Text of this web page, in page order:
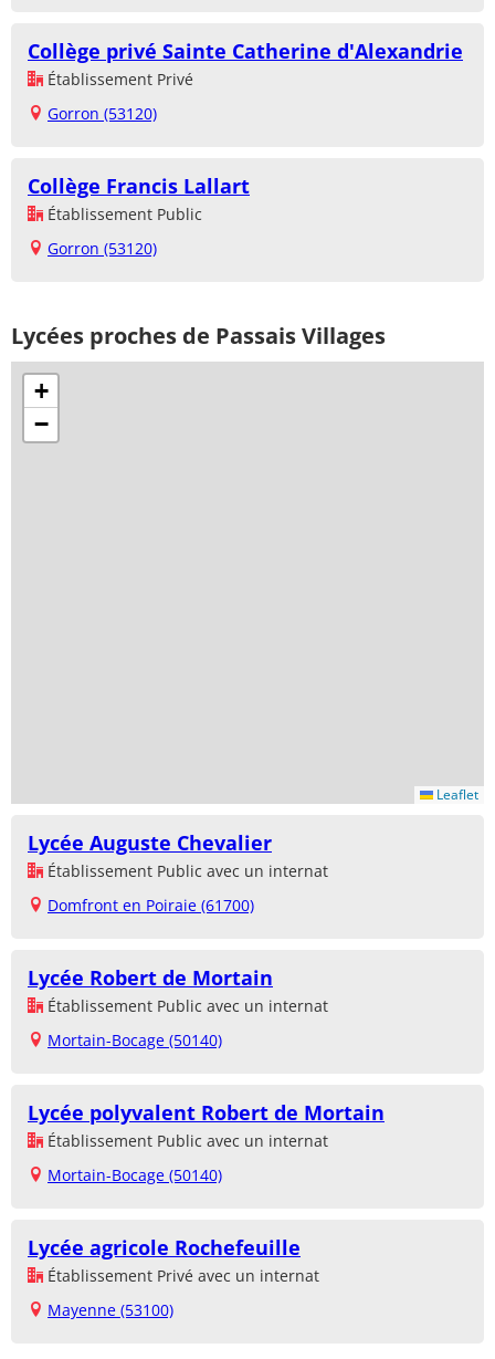
Collège privé Sainte Catherine d'Alexandrie
Établissement Privé
Gorron (53120)
Collège Francis Lallart
Établissement Public
Gorron (53120)
Lycées proches de Passais Villages
+
−
Leaflet
Lycée Auguste Chevalier
Établissement Public avec un internat
Domfront en Poiraie (61700)
Lycée Robert de Mortain
Établissement Public avec un internat
Mortain-Bocage (50140)
Lycée polyvalent Robert de Mortain
Établissement Public avec un internat
Mortain-Bocage (50140)
Lycée agricole Rochefeuille
Établissement Privé avec un internat
Mayenne (53100)